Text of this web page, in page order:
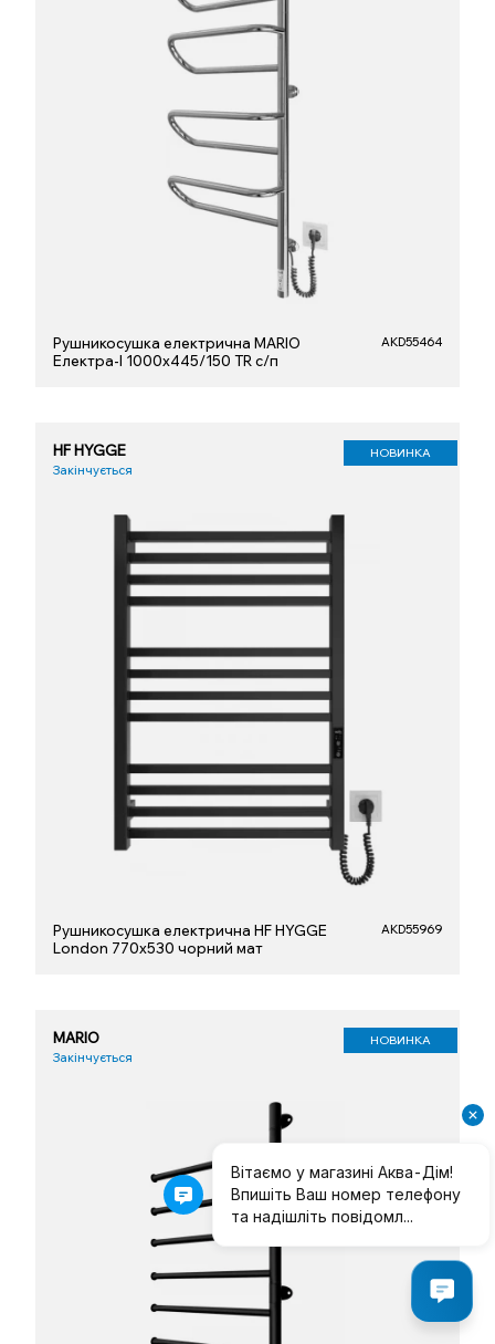
Рушникосушка електрична MARIO
Електра-І 1000x445/150 TR с/п
AKD55464
HF HYGGE
Закінчується
НОВИНКА
Рушникосушка електрична HF HYGGE
London 770х530 чорний мат
AKD55969
MARIO
Закінчується
НОВИНКА